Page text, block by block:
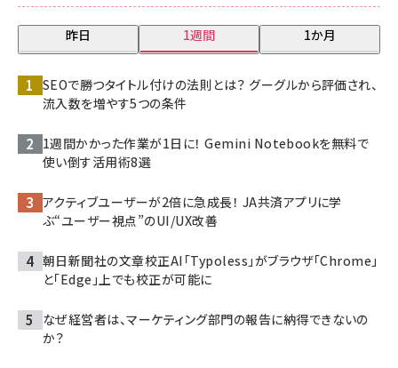
昨日 1週間 1か月
SEOで勝つタイトル付けの法則とは？ グーグルから評価され、
流入数を増やす5つの条件
1週間かかった作業が1日に！ Gemini Notebookを無料で
使い倒す活用術8選
アクティブユーザーが2倍に急成長！ JA共済アプリに学
ぶ“ユーザー視点”のUI/UX改善
朝日新聞社の文章校正AI「Typoless」がブラウザ「Chrome」
と「Edge」上でも校正が可能に
なぜ経営者は、マーケティング部門の報告に納得できないの
か？